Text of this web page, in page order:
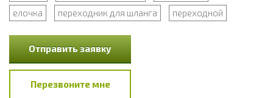
елочка
переходник для шланга переходной
Отправить заявку
Перезвоните мне